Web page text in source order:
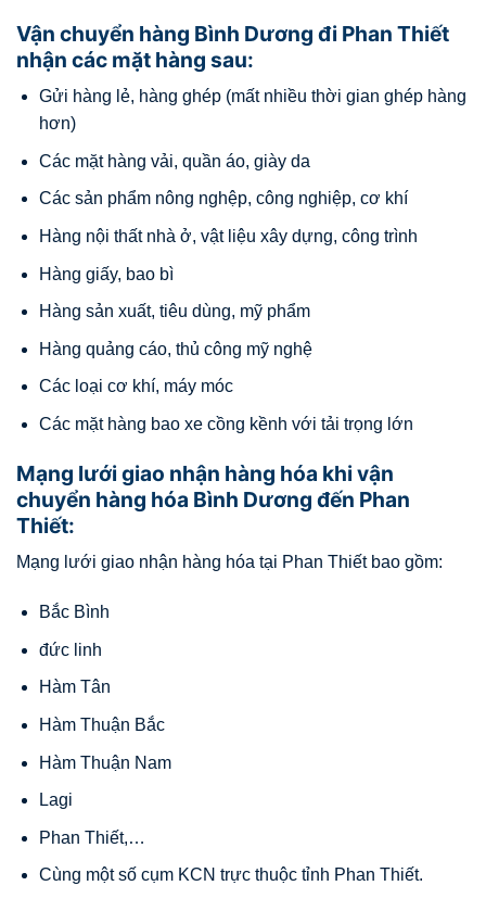
Vận chuyển hàng Bình Dương đi Phan Thiết
nhận các mặt hàng sau:
Gửi hàng lẻ, hàng ghép (mất nhiều thời gian ghép hàng
hơn)
Các mặt hàng vải, quần áo, giày da
Các sản phẩm nông nghệp, công nghiệp, cơ khí
Hàng nội thất nhà ở, vật liệu xây dựng, công trình
Hàng giấy, bao bì
Hàng sản xuất, tiêu dùng, mỹ phẩm
Hàng quảng cáo, thủ công mỹ nghệ
Các loại cơ khí, máy móc
Các mặt hàng bao xe cồng kềnh với tải trọng lớn
Mạng lưới giao nhận hàng hóa khi vận
chuyển hàng hóa Bình Dương đến Phan
Thiết:
Mạng lưới giao nhận hàng hóa tại Phan Thiết bao gồm:
Bắc Bình
đức linh
Hàm Tân
Hàm Thuận Bắc
Hàm Thuận Nam
Lagi
Phan Thiết,…
Cùng một số cụm KCN trực thuộc tỉnh Phan Thiết.